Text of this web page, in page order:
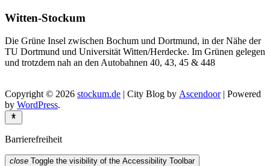
Witten-Stockum
Die Grüne Insel zwischen Bochum und Dortmund, in der Nähe der
TU Dortmund und Universität Witten/Herdecke. Im Grünen gelegen
und trotzdem nah an den Autobahnen 40, 43, 45 & 448
Copyright © 2026 stockum.de | City Blog by Ascendoor| Powered
by WordPress.
Barrierefreiheit
close Toggle the visibility of the Accessibility Toolbar